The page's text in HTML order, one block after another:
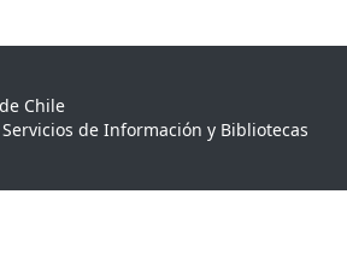
Chile
de Información y Bibliotecas